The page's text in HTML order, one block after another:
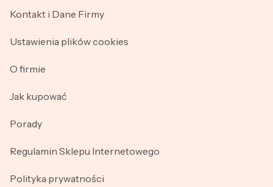
Kontakt i Dane Firmy
Ustawienia plików cookies
O firmie
Jak kupować
Porady
Regulamin Sklepu Internetowego
Polityka prywatności